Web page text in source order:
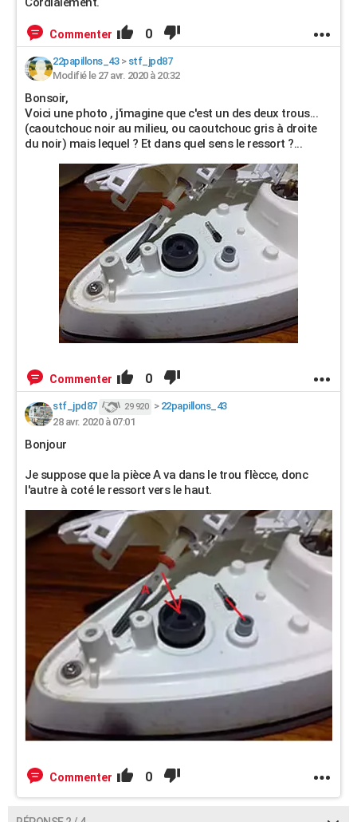
Commenter 0
22papillons_43> stf_jpd87
Modifié le 27 avr. 2020 à 20:32
Bonsoir,
Voici une photo , j'imagine que c'est un des deux trous...
(caoutchouc noir au milieu, ou caoutchouc gris à droite
du noir) mais lequel ? Et dans quel sens le ressort ?...
Commenter 0
stf_jpd87 29 920 > 22papillons_43
28 avr. 2020 à 07:01
Bonjour
Je suppose que la pièce A va dans le trou flècce, donc
l'autre à coté le ressort vers le haut.
Commenter 0